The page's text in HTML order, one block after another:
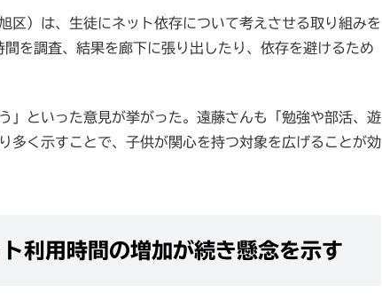
区）は、生徒にネット依存について考えさせる取り組みを
を調査、結果を廊下に張り出したり、依存を避けるため
」といった意見が挙がった。遠藤さんも「勉強や部活、遊
多く示すことで、子供が関心を持つ対象を広げることが効
利用時間の増加が続き懸念を示す